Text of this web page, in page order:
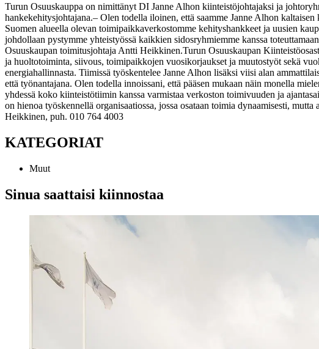
Turun Osuuskauppa on nimittänyt DI Janne Alhon kiinteistöjohtajaksi ja
hankekehitysjohtajana.– Olen todella iloinen, että saamme Janne Alhon
Suomen alueella olevan toimipaikkaverkostomme kehityshankkeet ja uusien
johdollaan pystymme yhteistyössä kaikkien sidosryhmiemme kanssa
Osuuskaupan toimitusjohtaja Antti Heikkinen.Turun Osuuskaupan
ja huoltotoiminta, siivous, toimipaikkojen vuosikorjaukset ja muutostyöt sekä
energiahallinnasta. Tiimissä työskentelee Janne Alhon lisäksi viisi alan
että työnantajana. Olen todella innoissani, että pääsen mukaan näin monella
yhdessä koko kiinteistötiimin kanssa varmistaa verkoston toimivuuden ja
on hienoa työskennellä organisaatiossa, jossa osataan toimia dynaamisesti,
Heikkinen, puh. 010 764 4003
KATEGORIAT
Muut
Sinua saattaisi kiinnostaa